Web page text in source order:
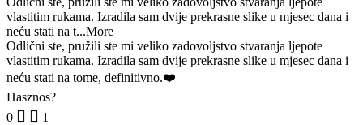
vlastitim rukama. Izradila sam dvije prekrasne slike u mjesec dana i
neću stati na t...More
Odlični ste, pružili ste mi veliko zadovoljstvo stvaranja ljepote
vlastitim rukama. Izradila sam dvije prekrasne slike u mjesec dana i
neću stati na tome, definitivno.❤️
Hasznos?
0
1